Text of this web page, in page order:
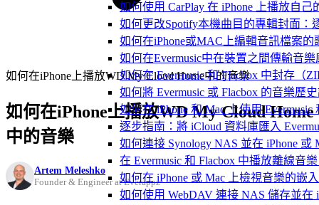
如何使用 CarPlay 在 iPhone 上播放自己
如何更改Spotify本機曲目的專輯封面：
如何在iPhone或MAC上編輯音訊檔案的
如何在Evermusic中在裝置之間傳輸音
如何在 Evermusic 和 Flacbox 中封存（
如何將 Evermusic 或 Flacbox 的音樂歷
如何在 iPhone 和 Mac 上使用
逐步指南：將 iCloud 資料庫匯入
如何連接 Synology NAS 並在 iPhone 或
在 Evermusic 和 Flacbox 中播放離線音
如何在 iPhone 或 Mac 上檢視音樂的嵌
如何使用 WebDAV 連接 NAS 儲存並在
如何在iPhone上播放WD My Cloud Home中的音樂
如何在iPhone上播放WD My Cloud Home
中的音樂
Artem Meleshko
Founder & Engineer at Everappz